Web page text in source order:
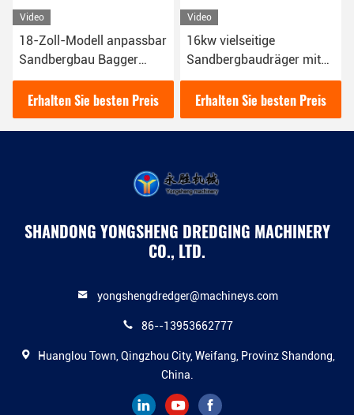
Video
18-Zoll-Modell anpassbar
Sandbergbau Bagger
50kw für Ihre
Sandgewinnung
Bedürfnisse
Erhalten Sie besten Preis
Video
16kw vielseitige
Sandbergbaudräger mit
blauer Farbe für
verschiedene
Sandgewinnungsbedürfni
sse
Erhalten Sie besten Preis
SHANDONG YONGSHENG DREDGING MACHINERY
CO., LTD.
yongshengdredger@machineys.com
86--13953662777
Huanglou Town, Qingzhou City, Weifang, Provinz Shandong,
China.